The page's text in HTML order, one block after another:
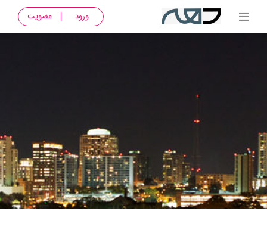
ورود عضویت